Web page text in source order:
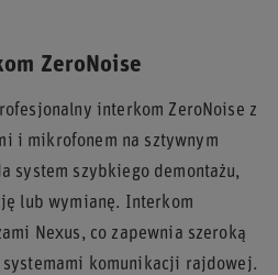
ZeroNoise
interkom ZeroNoise z
i mikrofonem na sztywnym
system szybkiego demontażu,
lub wymianę. Interkom
Nexus, co zapewnia szeroką
komunikacji rajdowej.